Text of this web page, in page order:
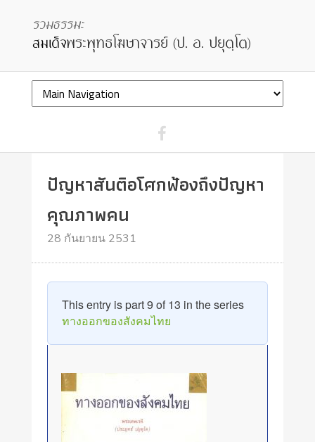
ปัญหาสันติอโศกฟ้องถึงปัญหา
คุณภาพคน
28 กันยายน 2531
This entry is part 9 of 13 in the series
ทางออกของสังคมไทย